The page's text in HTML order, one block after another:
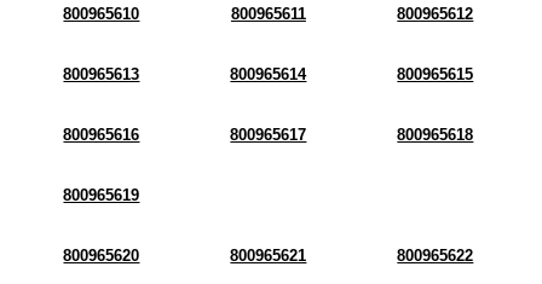
800965610 800965611 800965612
800965613 800965614 800965615
800965616 800965617 800965618
800965619
800965620 800965621 800965622